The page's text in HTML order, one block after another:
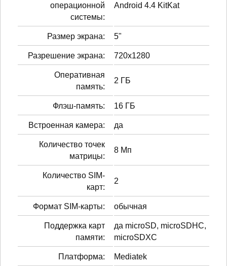
операционной
системы:
Android 4.4 KitKat
Размер экрана: 5"
Разрешение экрана: 720x1280
Оперативная
память:
2 ГБ
Флэш-память: 16 ГБ
Встроенная камера: да
Количество точек
матрицы:
8 Мп
Количество SIM-
карт:
2
Формат SIM-карты: обычная
Поддержка карт
памяти:
да microSD, microSDHC,
microSDXC
Платформа: Mediatek